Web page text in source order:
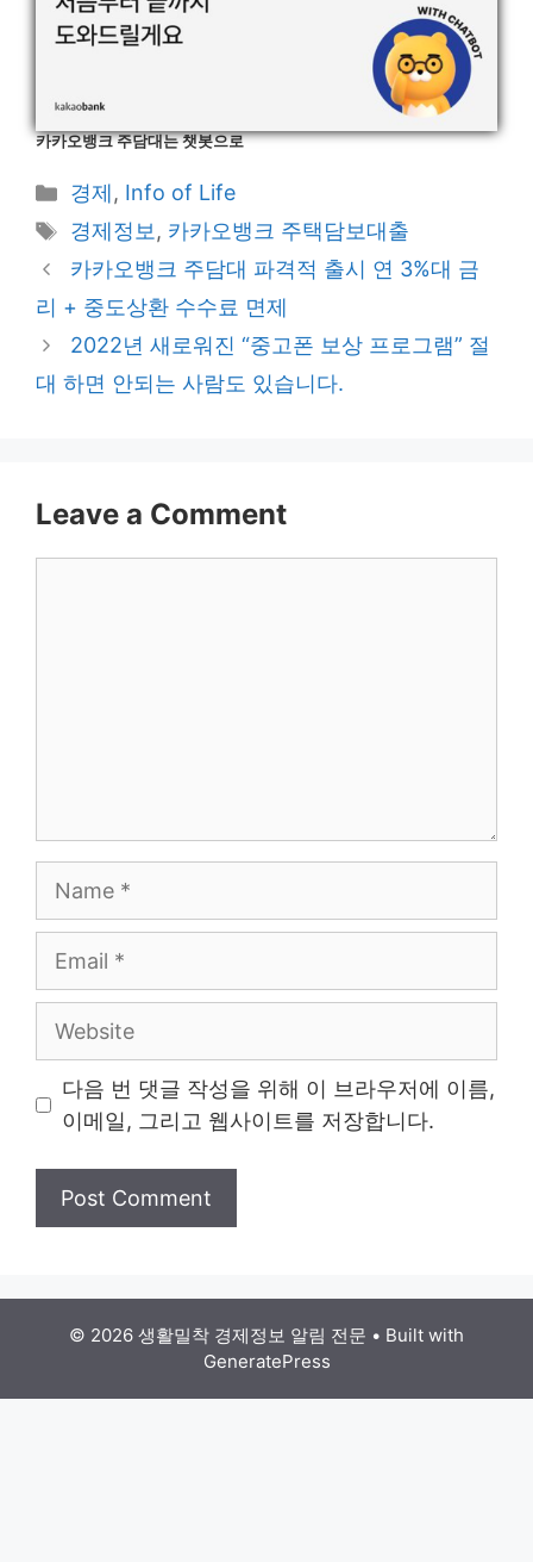
카카오뱅크 주담대는 챗봇으로
Categories
경제, Info of Life
Tags
경제정보, 카카오뱅크 주택담보대출
Post
navigation
카카오뱅크 주담대 파격적 출시 연 3%대 금
리 + 중도상환 수수료 면제
2022년 새로워진 “중고폰 보상 프로그램” 절
대 하면 안되는 사람도 있습니다.
Leave a Comment
Name
Email
Website
다음 번 댓글 작성을 위해 이 브라우저에 이름,
이메일, 그리고 웹사이트를 저장합니다.
© 2026 생활밀착 경제정보 알림 전문 • Built with
GeneratePress